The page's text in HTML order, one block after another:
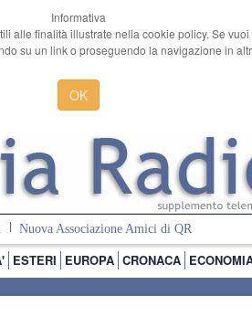
Informativa
finalità illustrate nella cookie policy. Se
su un link o proseguendo la navigazione in
OK
Nuova Associazione Amici di QR
ESTERI EUROPA CRONACA